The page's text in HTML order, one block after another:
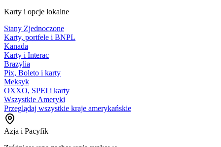
Karty i opcje lokalne
Stany Zjednoczone
Karty, portfele i BNPL
Kanada
Karty i Interac
Brazylia
Pix, Boleto i karty
Meksyk
OXXO, SPEI i karty
Wszystkie Ameryki
Przeglądaj wszystkie kraje amerykańskie
Azja i Pacyfik